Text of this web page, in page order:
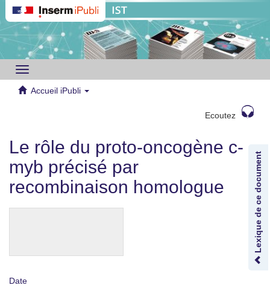
Toggle
navigation
Accueil iPubli
Ecoutez
Lexique de ce document
Le rôle du proto-oncogène c-
myb précisé par
recombinaison homologue
Date